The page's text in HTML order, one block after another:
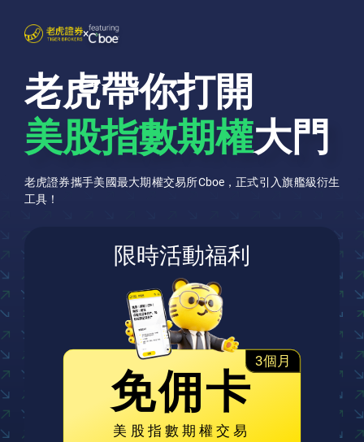
×
老虎帶你打開
美股指數期權大門
老虎證券攜手美國最大期權交易所Cboe，正式引入旗艦級衍生
工具！
限時活動福利
免佣卡
美股指數期權交易
3個月